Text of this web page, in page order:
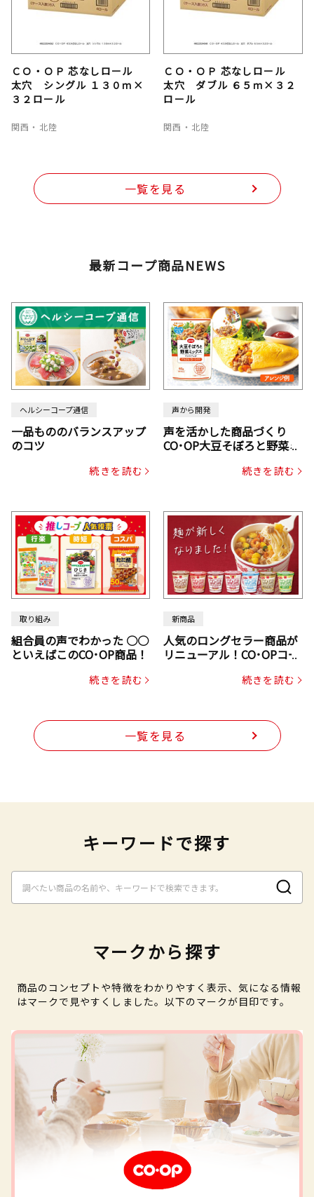
ＣＯ・ＯＰ 芯なしロール
太穴 シングル １３０ｍ×
３２ロール
関西・北陸
ＣＯ・ＯＰ 芯なしロール
太穴 ダブル ６５ｍ×３２
ロール
関西・北陸
一覧を見る
最新コープ商品NEWS
ヘルシーコープ通信
一品もののバランスアップ
のコツ
続きを読む
声から開発
声を活かした商品づくり
CO･OP大豆そぼろと野菜ミ
じん・コーン入り）続きを読む
取り組み
組合員の声でわかった ○○
といえばこのCO･OP商品！
続きを読む
新商品
人気のロングセラー商品が
リニューアル！CO･OPコー
続きを読む
一覧を見る
キーワードで探す
マークから探す
商品のコンセプトや特徴をわかりやすく表示、気になる情報
はマークで見やすくしました。以下のマークが目印です。